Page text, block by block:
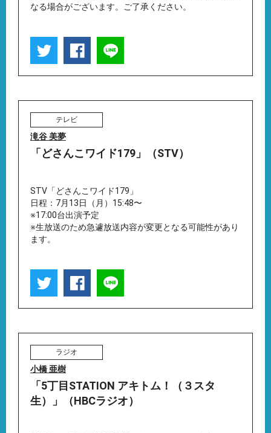
なる場合がございます。ご了承ください。
テレビ
滝谷 美夢
「どさんこワイド179」（STV）
STV「どさんこワイド179」
日程：7月13日（月）15:48〜
※17:00台出演予定
※生放送のため急遽放送内容が変更となる可能性があり
ます。
ラジオ
小橋 亜樹
「5丁目STATION アキトム！（３スタ
生）」（HBCラジオ）